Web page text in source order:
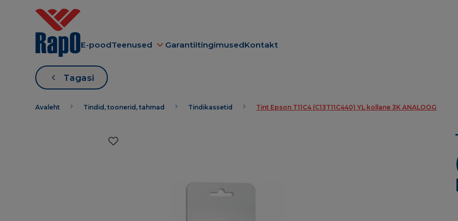
E-poodTeenused GarantiitingimusedKontakt
Tagasi
Avaleht Tindid, toonerid, tahmad Tindikassetid Tint Epson T11C4 (C13T11C440) YL kollane 3K ANALOOG